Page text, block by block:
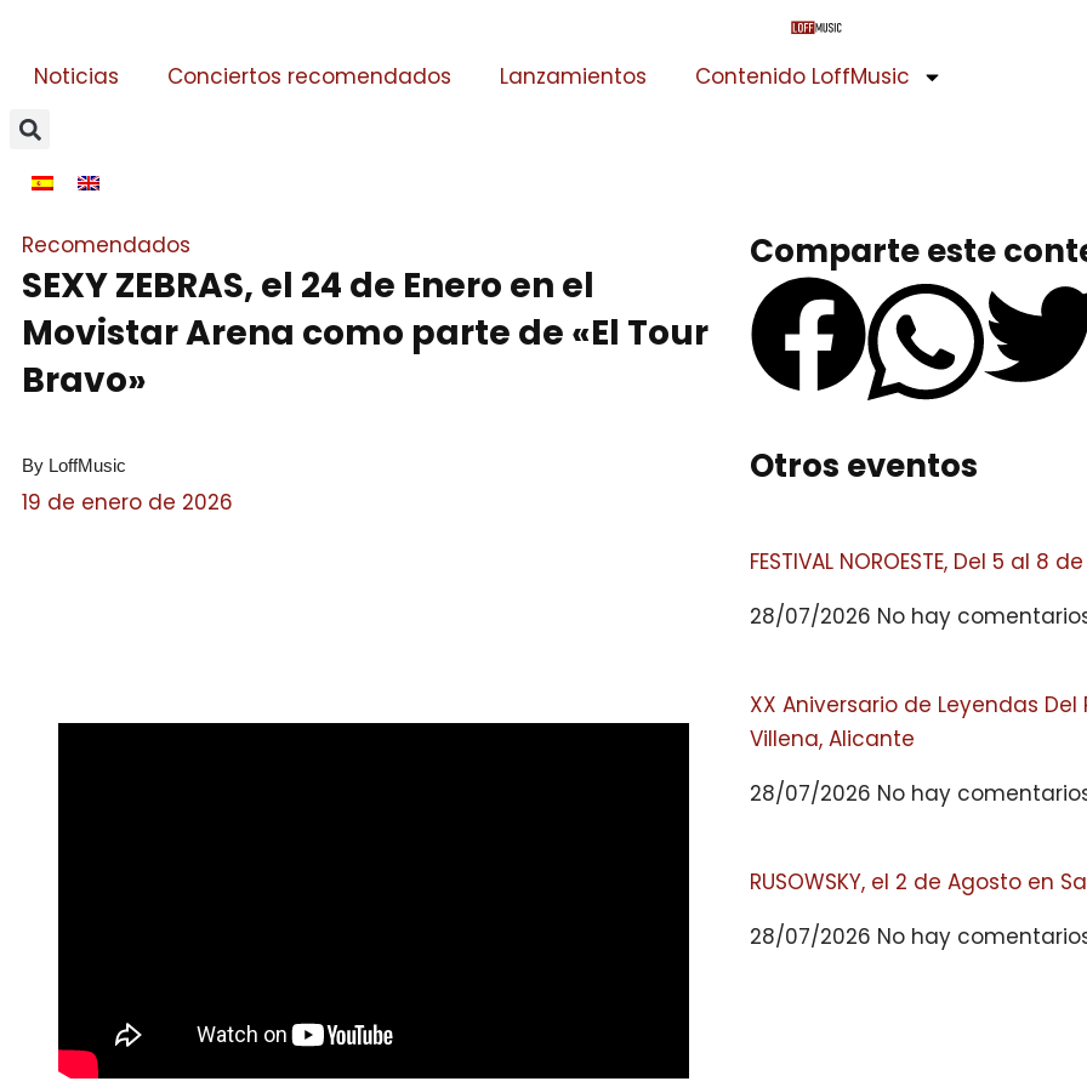
Noticias Conciertos recomendados Lanzamientos Contenido LoffMusic
Recomendados
SEXY ZEBRAS, el 24 de Enero en el
Movistar Arena como parte de «El Tour
Bravo»
By LoffMusic
19 de enero de 2026
Comparte este
Otros eventos
FESTIVAL NOROESTE, Del 5 al 8
28/07/2026 No hay
XX Aniversario de Leyendas
Villena, Alicante
28/07/2026 No hay
RUSOWSKY, el 2 de Agosto en
28/07/2026 No hay